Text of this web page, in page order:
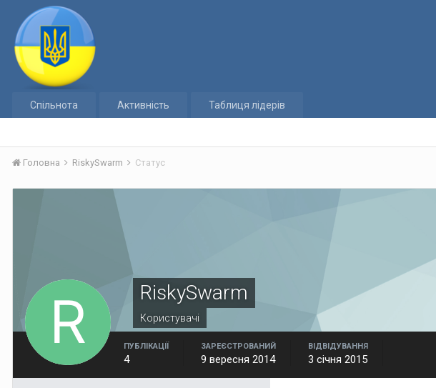
Спільнота Активність Таблиця лідерів
Головна RiskySwarm Статус
RiskySwarm
Користувачі
ПУБЛІКАЦІЇ
4
ЗАРЕЄСТРОВАНИЙ
9 вересня 2014
ВІДВІДУВАННЯ
3 січня 2015